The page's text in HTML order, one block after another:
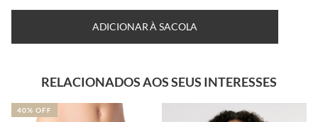
ADICIONAR À SACOLA
RELACIONADOS AOS SEUS INTERESSES
40% OFF